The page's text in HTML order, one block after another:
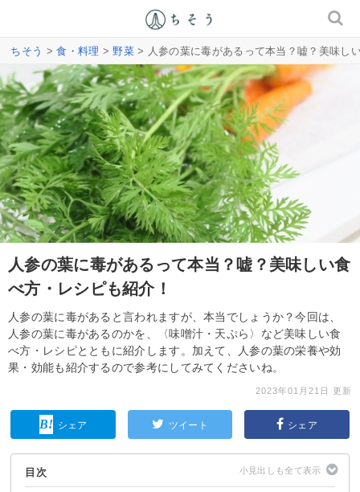
ちそう >食・料理 >野菜> 人参の葉に毒があるって本当？嘘？美味し
人参の葉に毒があるって本当？嘘？美味しい食
べ方・レシピも紹介！
人参の葉に毒があると言われますが、本当でしょうか？今回は、
人参の葉に毒があるのかを、〈味噌汁・天ぷら〉など美味しい食
べ方・レシピとともに紹介します。加えて、人参の葉の栄養や効
果・効能も紹介するので参考にしてみてくださいね。
2023年01月21日 更新
シェア ツイート シェア
目次